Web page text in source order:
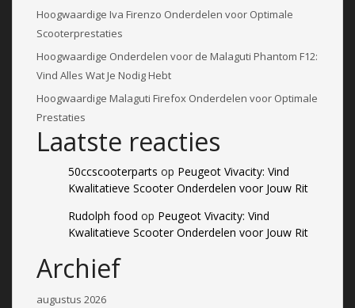
Hoogwaardige Iva Firenzo Onderdelen voor Optimale
Scooterprestaties
Hoogwaardige Onderdelen voor de Malaguti Phantom F12:
Vind Alles Wat Je Nodig Hebt
Hoogwaardige Malaguti Firefox Onderdelen voor Optimale
Prestaties
Laatste reacties
50ccscooterparts op Peugeot Vivacity: Vind
Kwalitatieve Scooter Onderdelen voor Jouw Rit
Rudolph food op Peugeot Vivacity: Vind
Kwalitatieve Scooter Onderdelen voor Jouw Rit
Archief
augustus 2026